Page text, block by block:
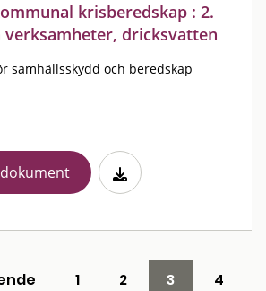
krisberedskap : 2.
verksamheter, dricksvatten
samhällsskydd och beredskap
1 2 3
4